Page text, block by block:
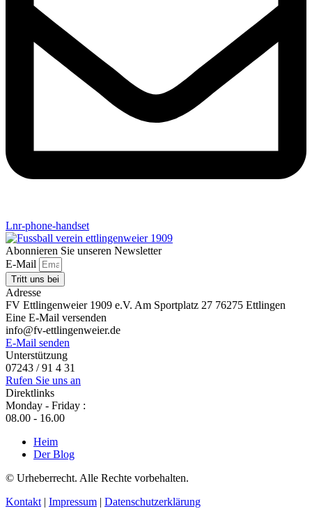
Lnr-phone-handset
Abonnieren Sie unseren Newsletter
E-Mail
Tritt uns bei
Adresse
FV Ettlingenweier 1909 e.V. Am Sportplatz 27 76275 Ettlingen
Eine E-Mail versenden
info@fv-ettlingenweier.de
E-Mail senden
Unterstützung
07243 / 91 4 31
Rufen Sie uns an
Direktlinks
Monday - Friday :
08.00 - 16.00
Heim
Der Blog
© Urheberrecht. Alle Rechte vorbehalten.
Kontakt | Impressum | Datenschutzerklärung